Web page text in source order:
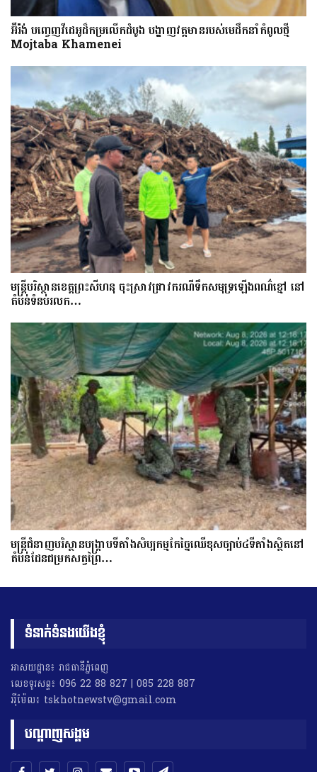
អ៊ីរ៉ង់ បញ្ចេញវីដេអូដ៏កម្រលើក​ដំបូង បង្ហាញ​វត្តមាន​​​របស់​​មេដឹកនាំកំពូលថ្មី
Mojtaba Khamenei
មន្រ្តីបរិស្ថានខេត្តព្រះសីហនុ ចុះស្រាវជ្រាវករណីទឹកសមុទ្រឡើងពណ៌ខ្មៅ នៅ
តំបន់ទំនប់រលក…
មន្ត្រីជំនាញបរិស្ថានបង្រ្កាបទីតាំងសិប្បកម្មកែច្នៃឈើខុសច្បាប់៤ទីតាំងស្ថិតនៅ
តំបន់ដែនជម្រកសត្វព្រៃ…
ទំនាក់ទំនងយើងខ្ញុំ
អាសយដ្ឋាន៖ រាជធានីភ្នំពេញ
លេខទូរសព្ទ៖ 096 22 88 827 | 085 228 887
អុីម៉ែល៖ tskhotnewstv@gmail.com
បណ្តាញសង្គម